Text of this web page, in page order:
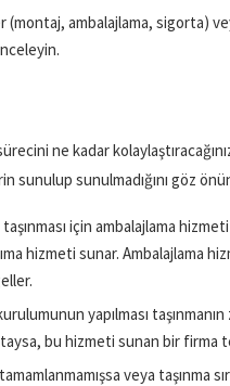
ambalajlama, sigorta)
ne kadar
sunulmadığını göz
taşınması için ambalajlama
hizmeti sunar. Ambalajlama
yapılması
bu hizmeti sunan bir firma
veya taşınma